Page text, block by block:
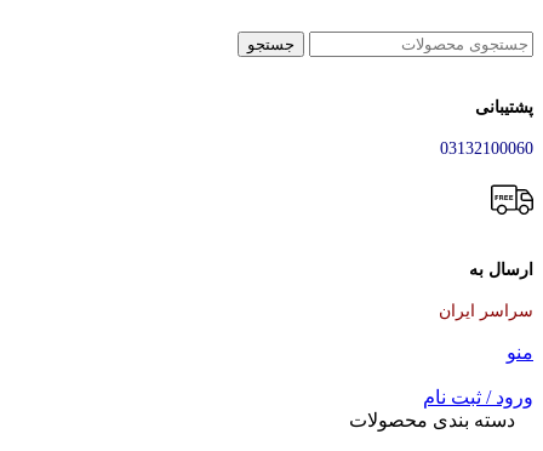
جستجو
پشتیبانی
03132100060
ارسال به
سراسر ایران
منو
ورود / ثبت نام
دسته بندی محصولات